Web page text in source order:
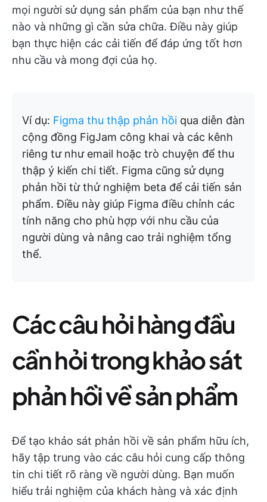
mọi người sử dụng sản phẩm của bạn như thế
nào và những gì cần sửa chữa. Điều này giúp
bạn thực hiện các cải tiến để đáp ứng tốt hơn
nhu cầu và mong đợi của họ.
Ví dụ: Figma thu thập phản hồi qua diễn đàn
cộng đồng FigJam công khai và các kênh
riêng tư như email hoặc trò chuyện để thu
thập ý kiến chi tiết. Figma cũng sử dụng
phản hồi từ thử nghiệm beta để cải tiến sản
phẩm. Điều này giúp Figma điều chỉnh các
tính năng cho phù hợp với nhu cầu của
người dùng và nâng cao trải nghiệm tổng
thể.
Các câu hỏi hàng đầu
cần hỏi trong khảo sát
phản hồi về sản phẩm
Để tạo khảo sát phản hồi về sản phẩm hữu ích,
hãy tập trung vào các câu hỏi cung cấp thông
tin chi tiết rõ ràng về người dùng. Bạn muốn
hiểu trải nghiệm của khách hàng và xác định